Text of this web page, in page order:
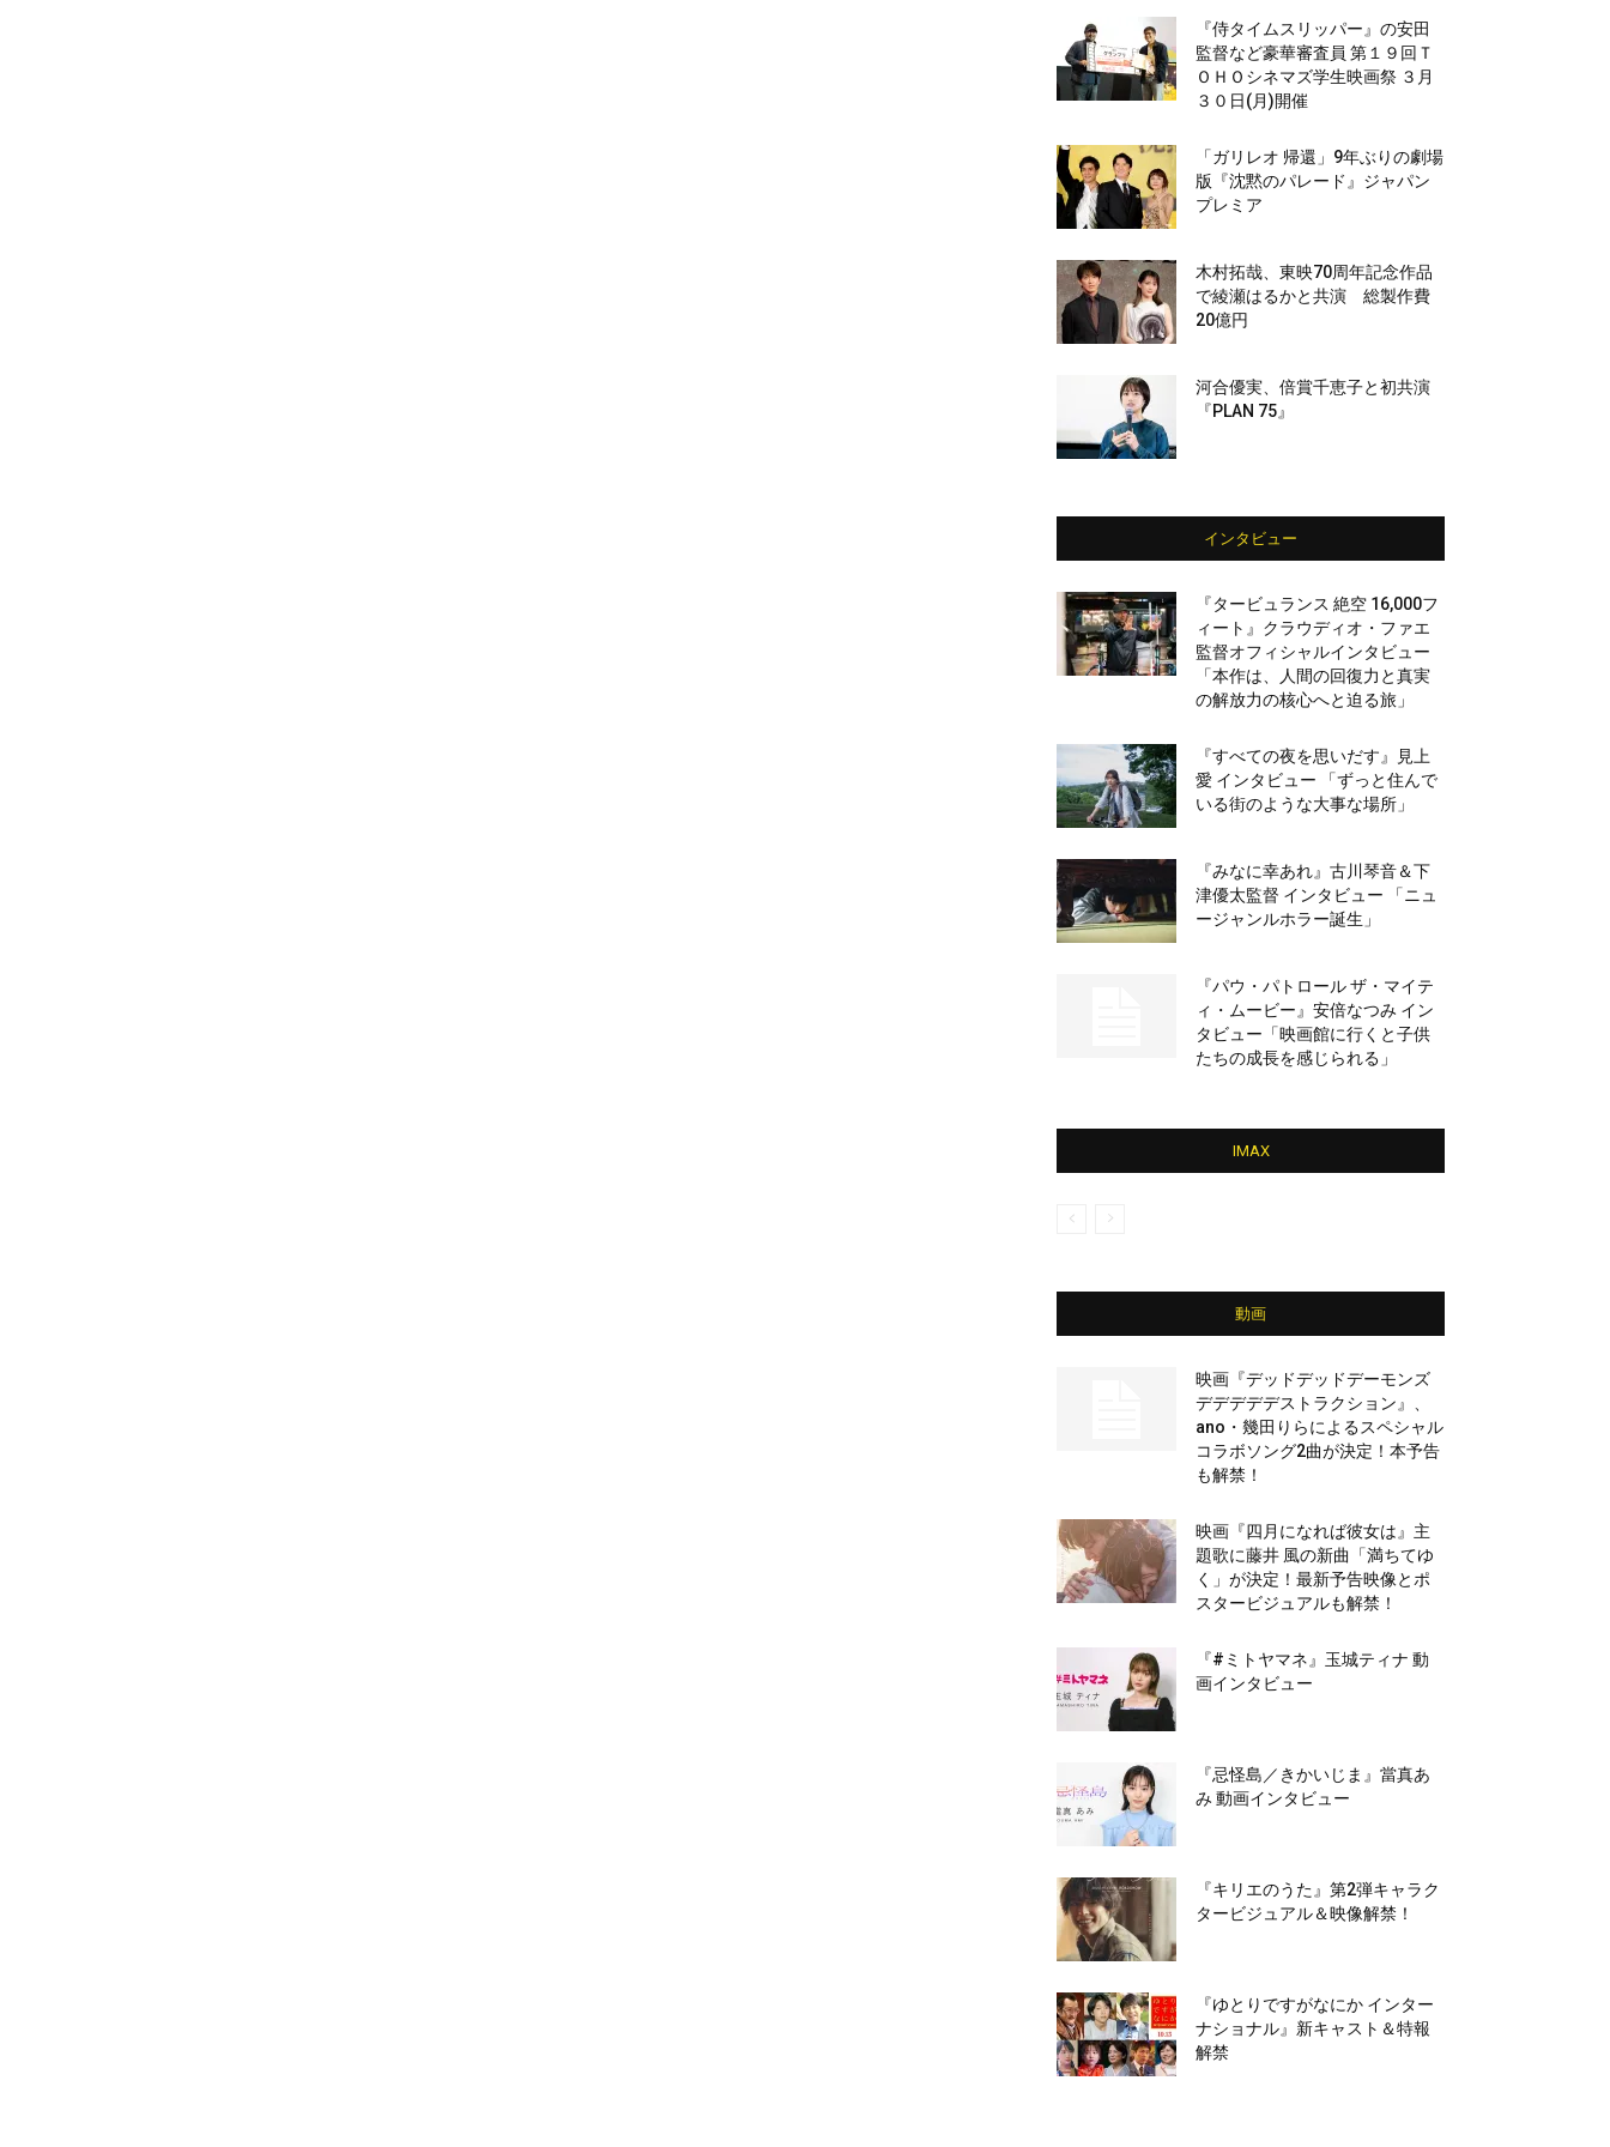
『侍タイムスリッパー』の安田
監督など豪華審査員 第１９回Ｔ
ＯＨＯシネマズ学生映画祭 ３月
３０日(月)開催
「ガリレオ 帰還」9年ぶりの劇場
版『沈黙のパレード』ジャパン
プレミア
木村拓哉、東映70周年記念作品
で綾瀬はるかと共演 総製作費
20億円
河合優実、倍賞千恵子と初共演
『PLAN 75』
インタビュー
『タービュランス 絶空 16,000フ
ィート』クラウディオ・ファエ
監督オフィシャルインタビュー
「本作は、人間の回復力と真実
の解放力の核心へと迫る旅」
『すべての夜を思いだす』見上
愛 インタビュー 「ずっと住んで
いる街のような大事な場所」
『みなに幸あれ』古川琴音＆下
津優太監督 インタビュー 「ニュ
ージャンルホラー誕生」
『パウ・パトロール ザ・マイテ
ィ・ムービー』安倍なつみ イン
タビュー「映画館に行くと子供
たちの成長を感じられる」
IMAX
動画
映画『デッドデッドデーモンズ
デデデデデストラクション』、
ano・幾田りらによるスペシャル
コラボソング2曲が決定！本予告
も解禁！
映画『四月になれば彼女は』主
題歌に藤井 風の新曲「満ちてゆ
く」が決定！最新予告映像とポ
スタービジュアルも解禁！
『#ミトヤマネ』玉城ティナ 動
画インタビュー
『忌怪島／きかいじま』當真あ
み 動画インタビュー
『キリエのうた』第2弾キャラク
タービジュアル＆映像解禁！
『ゆとりですがなにか インター
ナショナル』新キャスト＆特報
解禁